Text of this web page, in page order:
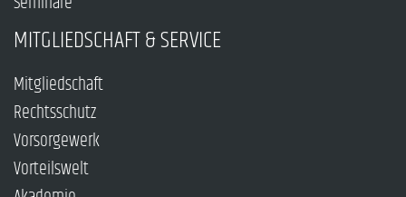
MITGLIEDSCHAFT & SERVICE
Mitgliedschaft
Rechtsschutz
Vorsorgewerk
Vorteilswelt